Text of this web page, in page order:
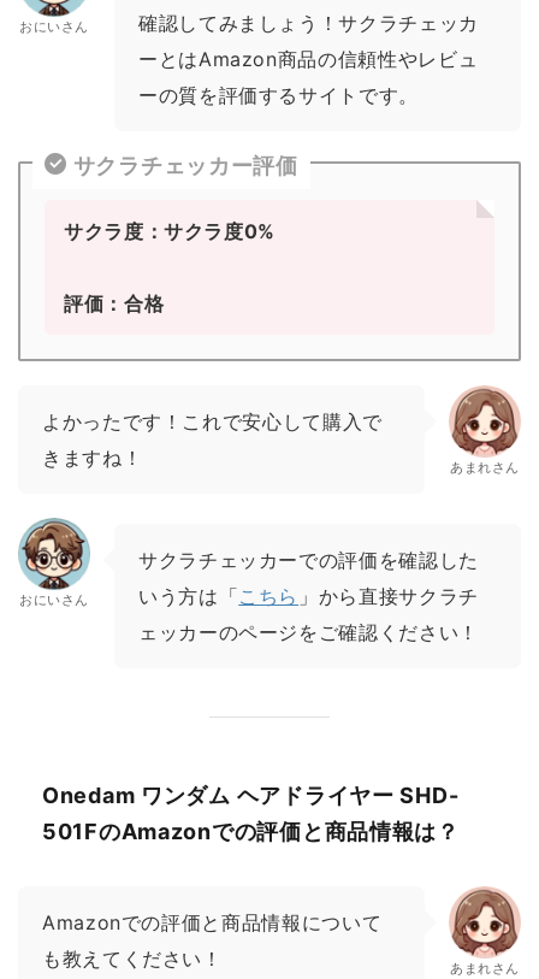
おにいさん
確認してみましょう！サクラチェッカ
ーとはAmazon商品の信頼性やレビュ
ーの質を評価するサイトです。
サクラチェッカー評価
サクラ度：サクラ度0%
評価：合格
よかったです！これで安心して購入で
きますね！
あまれさん
おにいさん
サクラチェッカーでの評価を確認した
いう方は「こちら 」から直接サクラチ
ェッカーのページをご確認ください！
Onedam ワンダム ヘアドライヤー SHD-
501FのAmazonでの評価と商品情報は？
Amazonでの評価と商品情報について
も教えてください！
あまれさん